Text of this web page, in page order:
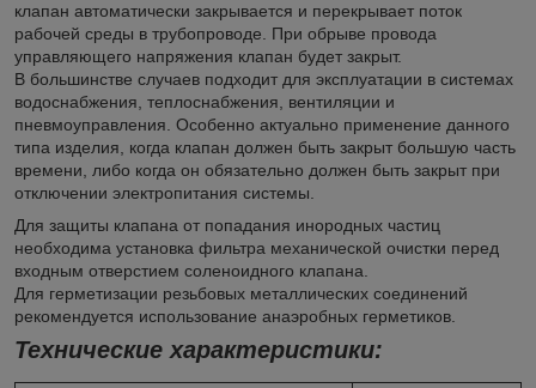
клапан автоматически закрывается и перекрывает поток
рабочей среды в трубопроводе. При обрыве провода
управляющего напряжения клапан будет закрыт.
В большинстве случаев подходит для эксплуатации в системах
водоснабжения, теплоснабжения, вентиляции и
пневмоуправления. Особенно актуально применение данного
типа изделия, когда клапан должен быть закрыт большую часть
времени, либо когда он обязательно должен быть закрыт при
отключении электропитания системы.
Для защиты клапана от попадания инородных частиц
необходима установка фильтра механической очистки перед
входным отверстием соленоидного клапана.
Для герметизации резьбовых металлических соединений
рекомендуется использование анаэробных герметиков.
Технические характеристики: